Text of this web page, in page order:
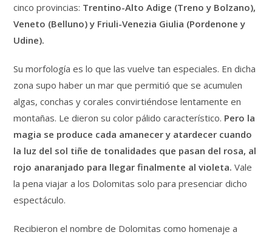
cinco provincias: Trentino-Alto Adige (Treno y Bolzano),
Veneto (Belluno) y Friuli-Venezia Giulia (Pordenone y
Udine).
Su morfología es lo que las vuelve tan especiales. En dicha
zona supo haber un mar que permitió que se acumulen
algas, conchas y corales convirtiéndose lentamente en
montañas. Le dieron su color pálido característico. Pero la
magia se produce cada amanecer y atardecer cuando
la luz del sol tiñe de tonalidades que pasan del rosa, al
rojo anaranjado para llegar finalmente al violeta. Vale
la pena viajar a los Dolomitas solo para presenciar dicho
espectáculo.
Recibieron el nombre de Dolomitas como homenaje a